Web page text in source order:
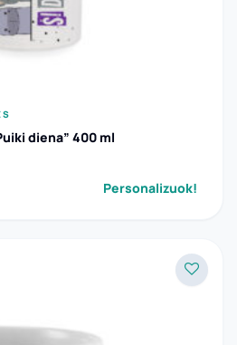
diena” 400 ml
Personalizuok!